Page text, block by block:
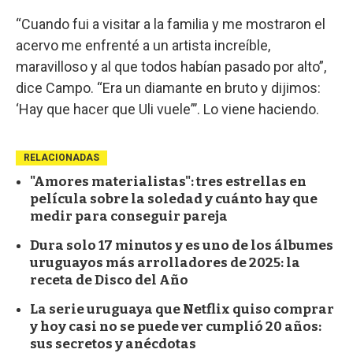
“Cuando fui a visitar a la familia y me mostraron el
acervo me enfrenté a un artista increíble,
maravilloso y al que todos habían pasado por alto”,
dice Campo. “Era un diamante en bruto y dijimos:
‘Hay que hacer que Uli vuele”’. Lo viene haciendo.
RELACIONADAS
"Amores materialistas": tres estrellas en
película sobre la soledad y cuánto hay que
medir para conseguir pareja
Dura solo 17 minutos y es uno de los álbumes
uruguayos más arrolladores de 2025: la
receta de Disco del Año
La serie uruguaya que Netflix quiso comprar
y hoy casi no se puede ver cumplió 20 años:
sus secretos y anécdotas